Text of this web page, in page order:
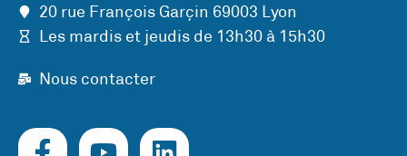
20 rue François Garçin 69003 Lyon
Les mardis et jeudis de 13h30 à 15h30
Nous contacter